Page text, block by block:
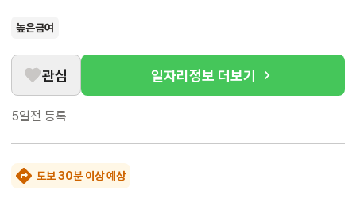
높은급여
관심 일자리정보 더보기
5일전 등록
도보 30분 이상 예상